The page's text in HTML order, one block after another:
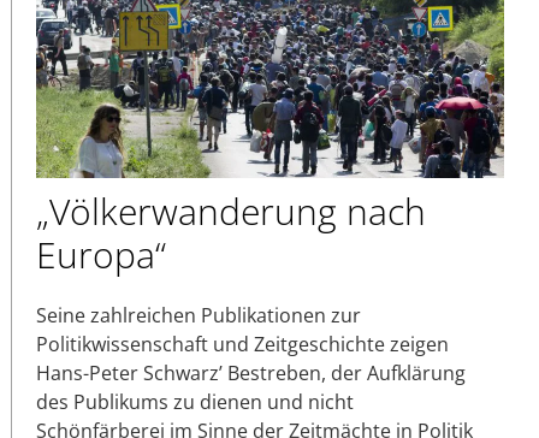
„Völkerwanderung nach
Europa“
Seine zahlreichen Publikationen zur
Politikwissenschaft und Zeitgeschichte zeigen
Hans-Peter Schwarz’ Bestreben, der Aufklärung
des Publikums zu dienen und nicht
Schönfärberei im Sinne der Zeitmächte in Politik